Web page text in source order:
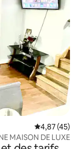
Évaluation
4,87 (45)
MAISON DE LUXE